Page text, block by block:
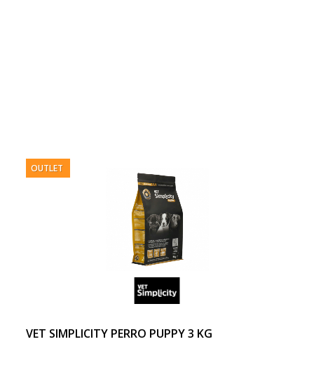
OUTLET
VET SIMPLICITY PERRO PUPPY 3 KG